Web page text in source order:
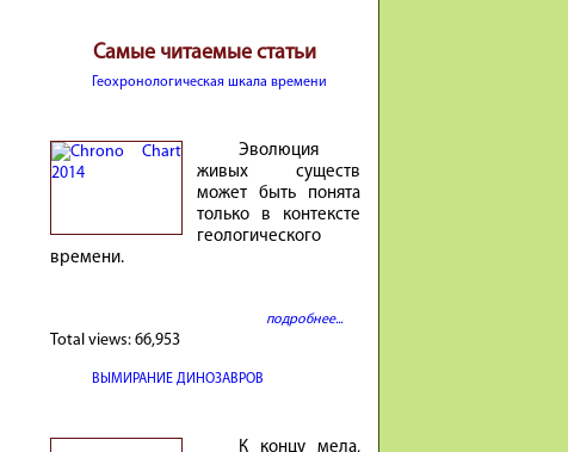
Самые читаемые статьи
Геохронологическая шкала времени
Эволюция
живых существ
может быть понята
только в контексте
геологического
времени.
подробнее...
Total views: 66,953
ВЫМИРАНИЕ ДИНОЗАВРОВ
К концу мела,